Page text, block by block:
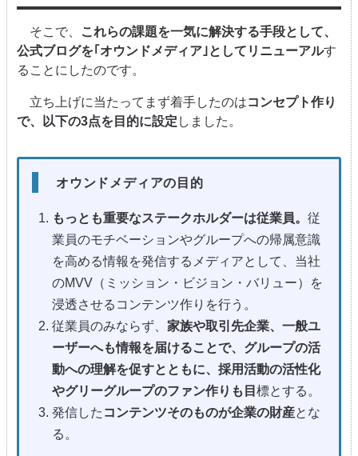
そこで、
これらの課題を一気に解決する手段として、
公式ブログを｢オウンドメディア｣としてリニューアルす
ることにしたのです。
立ち上げに当たってまず着手したのはコンセプト作り
で、以下の3点を目的に設定 しました。
オウンドメディアの目的
もっとも重要なステークホルダーは従業員。 従
業員のモチベーションやグループへの帰属意識
を高める情報を発信するメディアとして、当社
のMVV（ミッション・ビジョン・バリュー）を
浸透させるコンテンツ作りを行う。
従業員のみならず、 家族や取引先企業、一般ユ
ーザーへも情報を届けることで、グループの活
動への理解を促すとともに、採用活動の活性化
やグリーグループのファン作りも目 標とする。
発信した コンテンツそのものが企業の財産とな
る。